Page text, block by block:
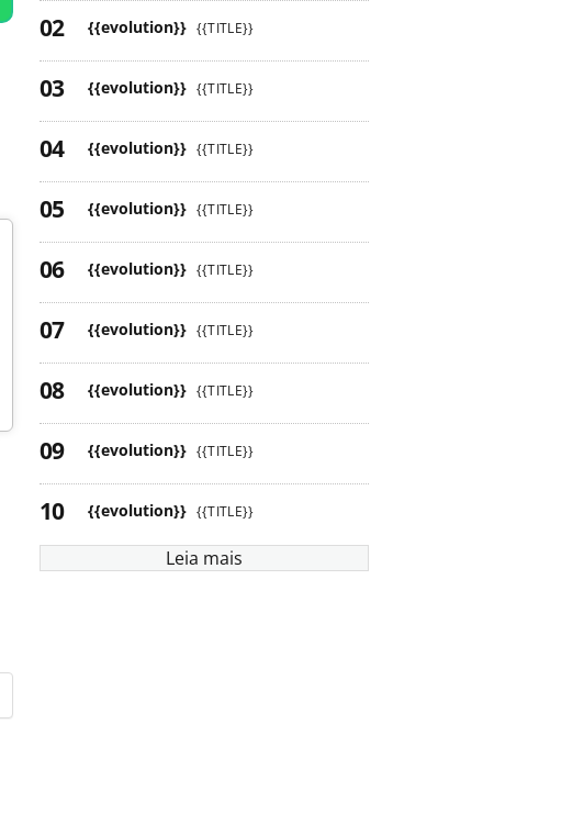
{{evolution}} {{TITLE}}
{{evolution}} {{TITLE}}
{{evolution}} {{TITLE}}
{{evolution}} {{TITLE}}
{{evolution}} {{TITLE}}
{{evolution}} {{TITLE}}
{{evolution}} {{TITLE}}
{{evolution}} {{TITLE}}
{{evolution}} {{TITLE}}
Leia mais